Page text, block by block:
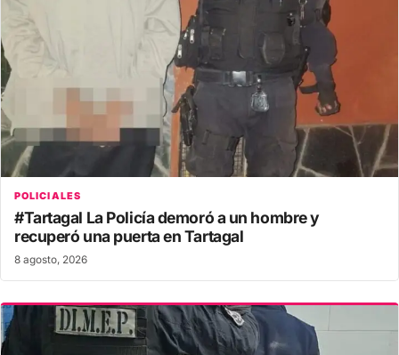
POLICIALES
#Tartagal La Policía demoró a un hombre y
recuperó una puerta en Tartagal
8 agosto, 2026